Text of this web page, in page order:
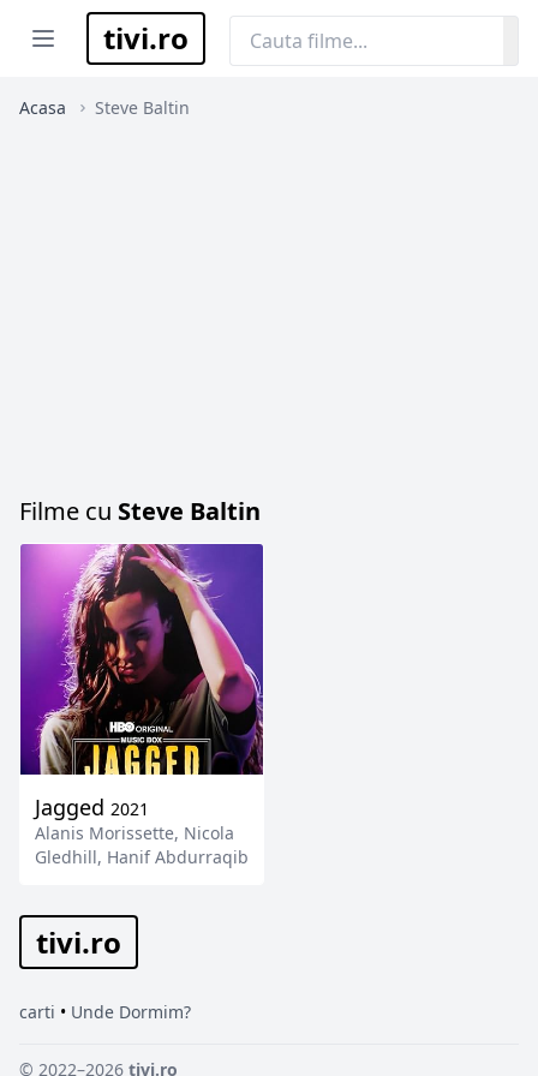
Open menutivi.ro
Acasa Steve Baltin
Filme cu Steve Baltin
Jagged 2021
Alanis Morissette, Nicola
Gledhill, Hanif Abdurraqib
tivi.ro
carti • Unde Dormim?
© 2022–2026 tivi.ro